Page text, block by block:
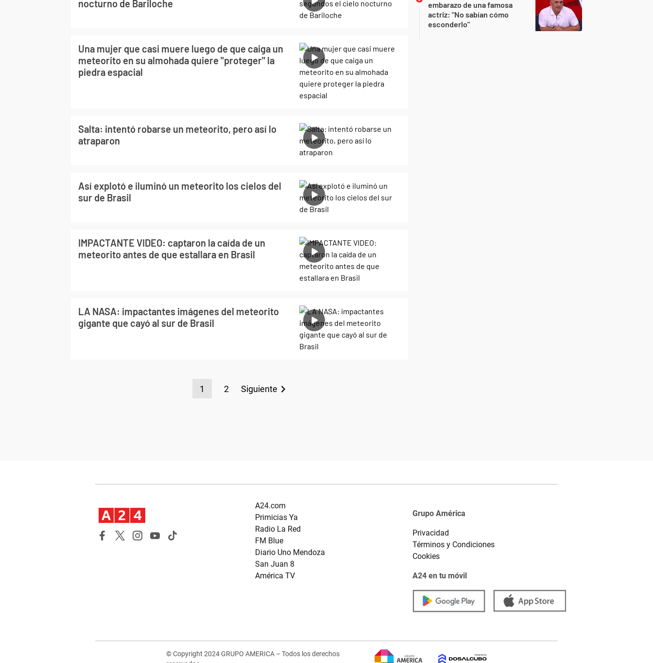
nocturno de Bariloche
Una mujer que casi muere luego de que caiga un
meteorito en su almohada quiere "proteger" la
piedra espacial
Salta: intentó robarse un meteorito, pero así lo
atraparon
Así explotó e iluminó un meteorito los cielos del
sur de Brasil
IMPACTANTE VIDEO: captaron la caída de un
meteorito antes de que estallara en Brasil
LA NASA: impactantes imágenes del meteorito
gigante que cayó al sur de Brasil
1 2 Siguiente
embarazo de una famosa
actriz: "No sabían cómo
esconderlo"
A24.com
Primicias Ya
Radio La Red
FM Blue
Diario Uno Mendoza
San Juan 8
América TV
Grupo América
Privacidad
Términos y Condiciones
Cookies
A24 en tu móvil
© Copyright 2024 GRUPO AMERICA – Todos los derechos